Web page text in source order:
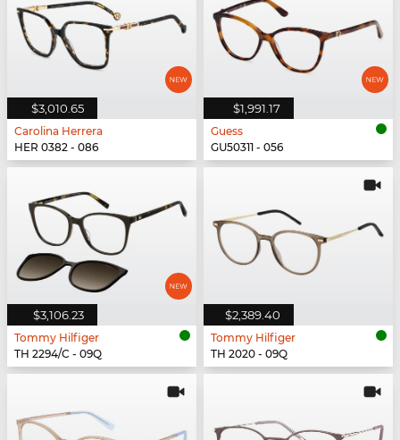
$3,010.65
Carolina Herrera
HER 0382 - 086
$1,991.17
Guess
GU50311 - 056
$3,106.23
Tommy Hilfiger
TH 2294/C - 09Q
$2,389.40
Tommy Hilfiger
TH 2020 - 09Q